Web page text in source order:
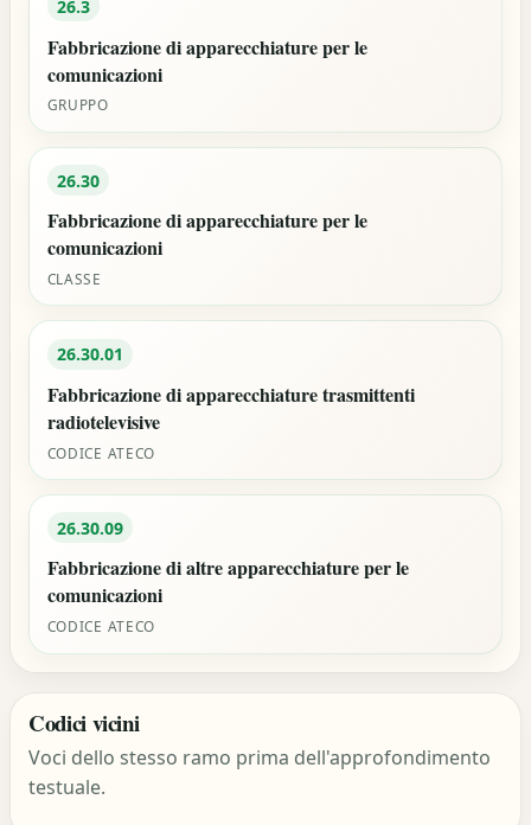
26.3
Fabbricazione di apparecchiature per le
comunicazioni
GRUPPO
26.30
Fabbricazione di apparecchiature per le
comunicazioni
CLASSE
26.30.01
Fabbricazione di apparecchiature trasmittenti
radiotelevisive
CODICE ATECO
26.30.09
Fabbricazione di altre apparecchiature per le
comunicazioni
CODICE ATECO
Codici vicini
Voci dello stesso ramo prima dell'approfondimento
testuale.